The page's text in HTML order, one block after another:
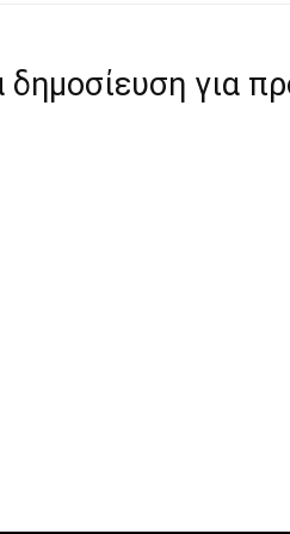
δημοσίευση για